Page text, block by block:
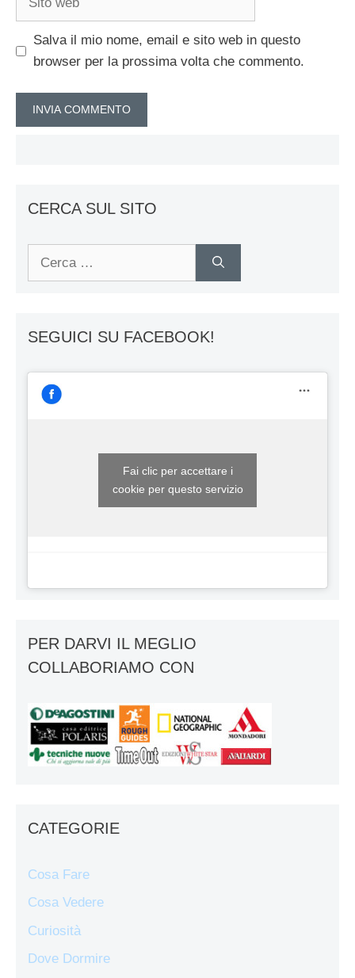
Salva il mio nome, email e sito web in questo
browser per la prossima volta che commento.
CERCA SUL SITO
SEGUICI SU FACEBOOK!
Fai clic per accettare i
cookie per questo servizio
PER DARVI IL MEGLIO
COLLABORIAMO CON
CATEGORIE
Cosa Fare
Cosa Vedere
Curiosità
Dove Dormire